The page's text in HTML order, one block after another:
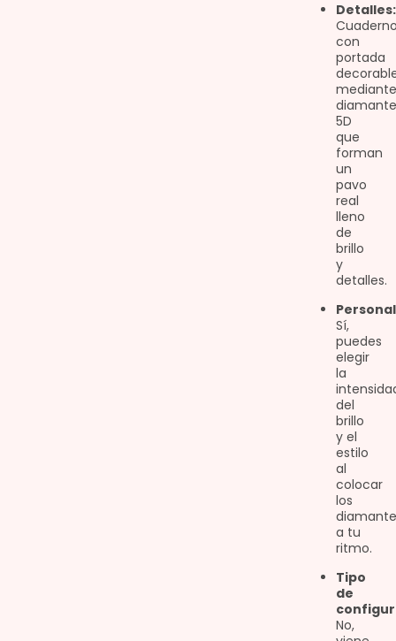
Detalles:
con
portada
mediante
5D
que
forman
un
pavo
real
lleno
de
brillo
y
detalles.
Sí,
puedes
elegir
la
del
brillo
y el
estilo
al
colocar
los
a tu
ritmo.
Tipo
de
No,